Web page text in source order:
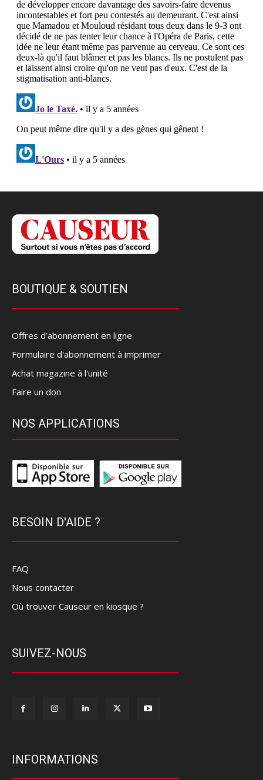
BOUTIQUE & SOUTIEN
Offres d’abonnement en ligne
Formulaire d'abonnement à imprimer
Achat magazine à l'unité
Faire un don
NOS APPLICATIONS
BESOIN D'AIDE ?
FAQ
Nous contacter
Où trouver Causeur en kiosque ?
SUIVEZ-NOUS
INFORMATIONS